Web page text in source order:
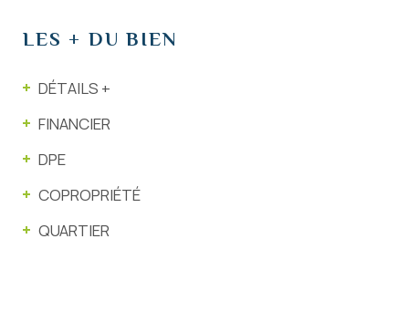
LES + DU BIEN
DÉTAILS +
FINANCIER
DPE
COPROPRIÉTÉ
QUARTIER